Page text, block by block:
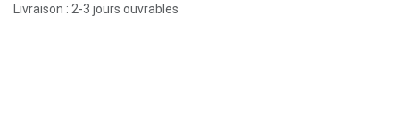
Livraison : 2-3 jours ouvrables